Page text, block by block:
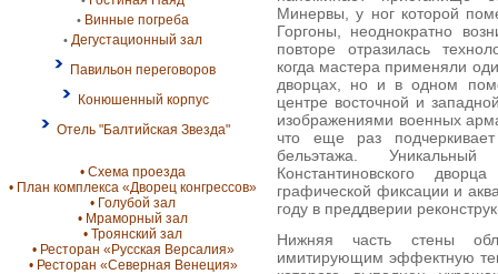
• Винные погреба
• Дегустационный зал
Павильон переговоров
Конюшенный корпус
Отель "Балтийская Звезда"
• Схема проезда
• План комплекса «Дворец конгрессов»
• Голубой зал
• Мраморный зал
• Троянский зал
• Ресторан «Русская Версалия»
• Ресторан «Северная Венеция»
Минервы, у ног которой
Горгоны, неоднократно
повторе отразилась
когда мастера применяли
дворцах, но и в одном
центре восточной и
изображениями военных
что еще раз
бельэтажа.
Константиновского
графической фиксации и
году в преддверии
Нижняя часть стены
имитирующим эффектную